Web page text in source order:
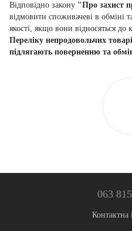
Відповідно закону "Про захист
відмовити споживачеві в обміні
якості, якщо вони відносяться
Переліку непродовольчих
підлягають поверненню та
063
Контактна